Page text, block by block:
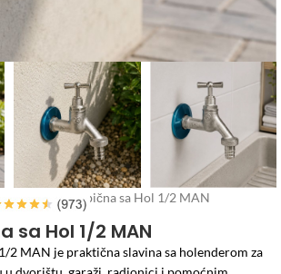
Slavina Obična sa Hol 1/2 MAN
sa Hol 1/2 MAN
2 MAN je praktična slavina sa holenderom za